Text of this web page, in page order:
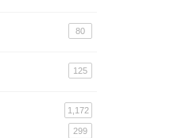
80
125
1,172
299